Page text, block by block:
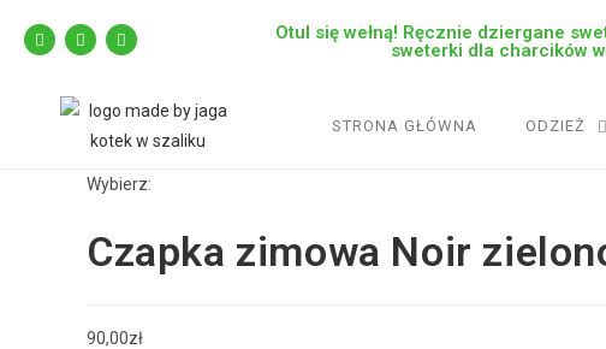
Otul się wełną! Ręcznie dziergane
sweterki dla charcików
STRONA GŁÓWNA ODZIEŻ
Wybierz:
Czapka zimowa Noir
90,00zł